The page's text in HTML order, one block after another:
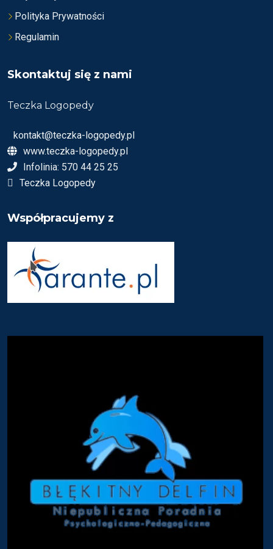
Polityka Prywatności
Regulamin
Skontaktuj się z nami
Teczka Logopedy
kontakt@teczka-logopedy.pl
www.teczka-logopedy.pl
Infolinia: 570 44 25 25
Teczka Logopedy
Współpracujemy z